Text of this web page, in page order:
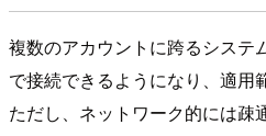
複数のアカウントに跨るシステ
で接続できるようになり、適用
ただし、ネットワーク的には疎